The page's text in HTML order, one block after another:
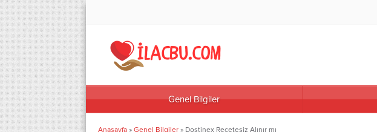
Genel Bilgiler
Anasayfa » Genel Bilgiler » Dostinex Reçetesiz Alınır mı